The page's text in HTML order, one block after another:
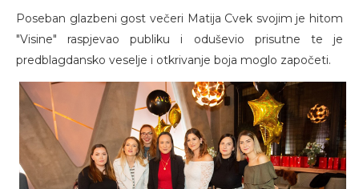
Poseban glazbeni gost večeri Matija Cvek svojim je hitom
"Visine" raspjevao publiku i oduševio prisutne te je
predblagdansko veselje i otkrivanje boja moglo započeti.